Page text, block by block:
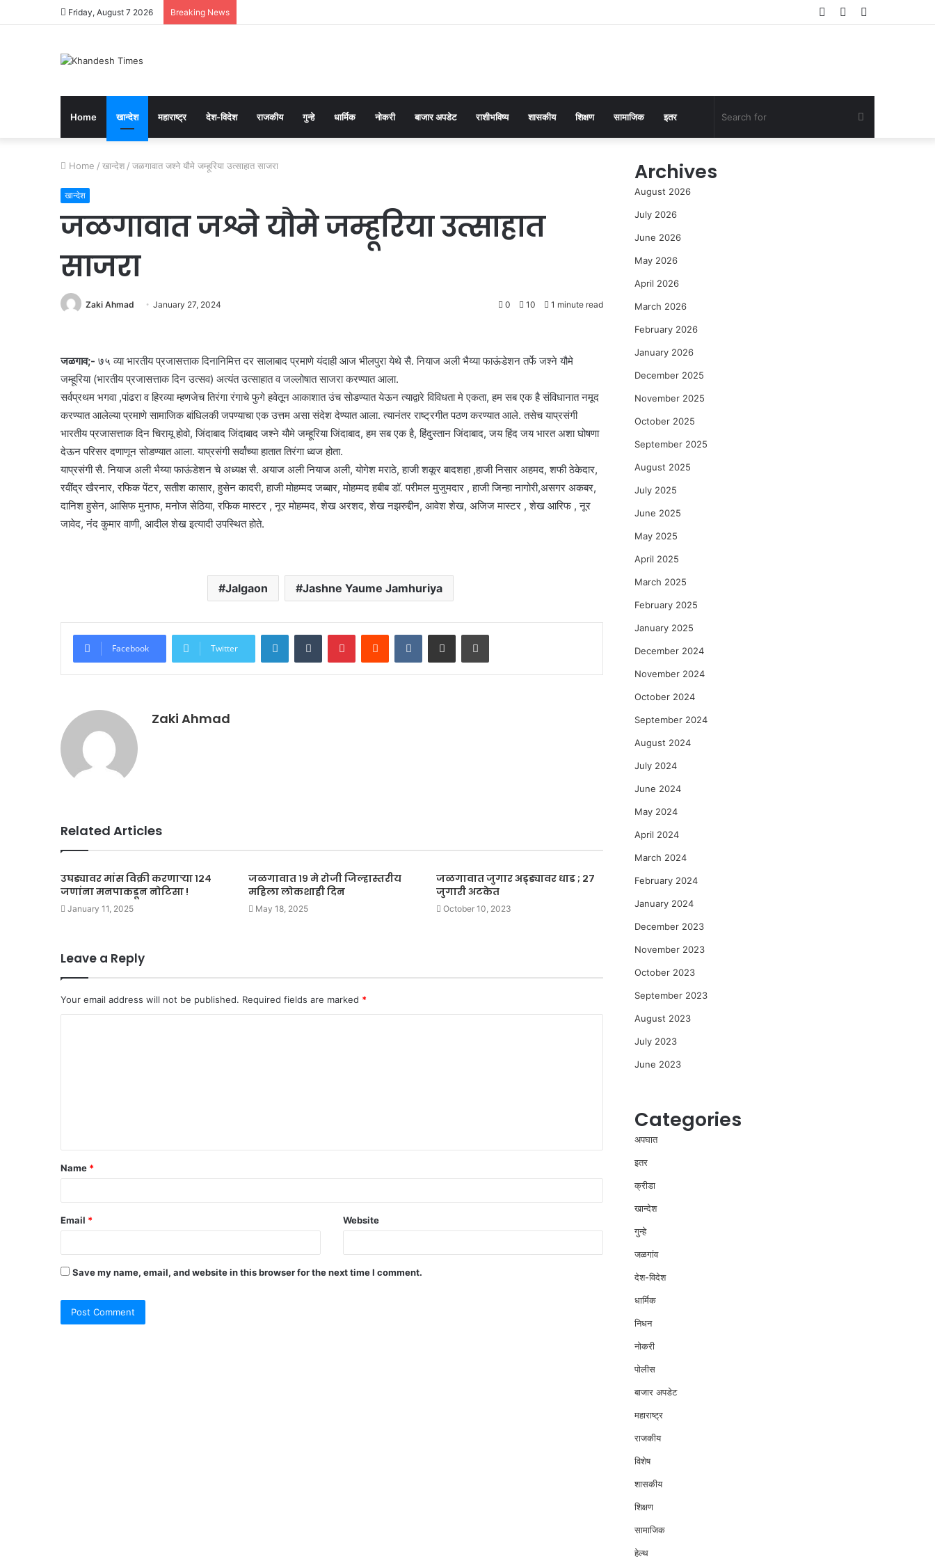
Friday, August 7 2026 Breaking News
Random
Log
Home खान्देश महाराष्ट्र देश-विदेश राजकीय गुन्हे धार्मिक नोकरी बाजार अपडेट राशीभविष्य शासकीय शिक्षण सामाजिक इतर Search
Home / खान्देश / जळगावात जश्ने यौमे जम्हूरिया उत्साहात साजरा
खान्देश
जळगावात जश्ने यौमे जम्हूरिया उत्साहात
साजरा
Zaki Ahmad January 27, 2024 0 10 1 minute read
जळगाव;- ७५ व्या भारतीय प्रजासत्ताक दिनानिमित्त दर सालाबाद प्रमाणे यंदाही आज भीलपुरा येथे सै. नियाज अली भैय्या फाऊंडेशन तर्फे जश्ने यौमे
जम्हूरिया (भारतीय प्रजासत्ताक दिन उत्सव) अत्यंत उत्साहात व जल्लोषात साजरा करण्यात आला.
सर्वप्रथम भगवा ,पांढरा व हिरव्या म्हणजेच तिरंगा रंगाचे फुगे हवेतून आकाशात उंच सोडण्यात येऊन त्याद्वारे विविधता मे एकता, हम सब एक है संविधानात नमूद
करण्यात आलेल्या प्रमाणे सामाजिक बांधिलकी जपण्याचा एक उत्तम असा संदेश देण्यात आला. त्यानंतर राष्ट्रगीत पठण करण्यात आले. तसेच याप्रसंगी
भारतीय प्रजासत्ताक दिन चिरायू होवो, जिंदाबाद जिंदाबाद जश्ने यौमे जम्हूरिया जिंदाबाद, हम सब एक है, हिंदुस्तान जिंदाबाद, जय हिंद जय भारत अशा घोषणा
देऊन परिसर दणाणून सोडण्यात आला. याप्रसंगी सर्वांच्या हातात तिरंगा ध्वज होता.
याप्रसंगी सै. नियाज अली भैय्या फाऊंडेशन चे अध्यक्ष सै. अयाज अली नियाज अली, योगेश मराठे, हाजी शकूर बादशहा ,हाजी निसार अहमद, शफी ठेकेदार,
रवींद्र खैरनार, रफिक पेंटर, सतीश कासार, हुसेन कादरी, हाजी मोहम्मद जब्बार, मोहम्मद हबीब डॉ. परीमल मुजुमदार , हाजी जिन्हा नागोरी,असगर अकबर,
दानिश हुसेन, आसिफ मुनाफ, मनोज सेठिया, रफिक मास्टर , नूर मोहम्मद, शेख अरशद, शेख नझरुद्दीन, आवेश शेख, अजिज मास्टर , शेख आरिफ , नूर
जावेद, नंद कुमार वाणी, आदील शेख इत्यादी उपस्थित होते.
Jalgaon Jashne Yaume Jamhuriya
Facebook Twitter
LinkedInTumblr PinterestReddit VKontakteShare via Email Print
Zaki Ahmad
Related Articles
उघड्यावर मांस विक्री करणाऱ्या १२४
जणांना मनपाकडून नोटिसा !
January 11, 2025
जळगावात १९ मे रोजी जिल्हास्तरीय
महिला लोकशाही दिन
May 18, 2025
जळगावात जुगार अड्ड्यावर धाड ; २७
जुगारी अटकेत
October 10, 2023
Leave a Reply
Your email address will not be published. Required fields are marked *
t
*
Name *
Email * Website
Save my name, email, and website in this browser for the next time I comment.
Archives
August 2026
July 2026
June 2026
May 2026
April 2026
March 2026
February 2026
January 2026
December 2025
November 2025
October 2025
September 2025
August 2025
July 2025
June 2025
May 2025
April 2025
March 2025
February 2025
January 2025
December 2024
November 2024
October 2024
September 2024
August 2024
July 2024
June 2024
May 2024
April 2024
March 2024
February 2024
January 2024
December 2023
November 2023
October 2023
September 2023
August 2023
July 2023
June 2023
Categories
अपघात
इतर
क्रीडा
खान्देश
गुन्हे
जळगांव
देश-विदेश
धार्मिक
निधन
नोकरी
पोलीस
बाजार अपडेट
महाराष्ट्र
राजकीय
विशेष
शासकीय
शिक्षण
सामाजिक
हेल्थ